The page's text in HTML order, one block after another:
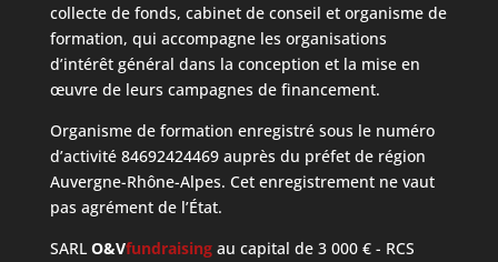
collecte de fonds, cabinet de conseil et organisme de
formation, qui accompagne les organisations
d’intérêt général dans la conception et la mise en
œuvre de leurs campagnes de financement.
Organisme de formation enregistré sous le numéro
d’activité 84692424469 auprès du préfet de région
Auvergne-Rhône-Alpes. Cet enregistrement ne vaut
pas agrément de l’État.
SARL O&Vfundraisingau capital de 3 000 € - RCS